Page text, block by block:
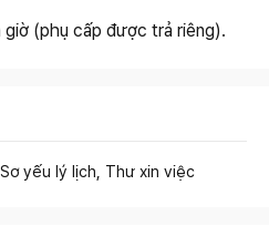
(phụ cấp được trả riêng).
, Sơ yếu lý lịch, Thư xin việc